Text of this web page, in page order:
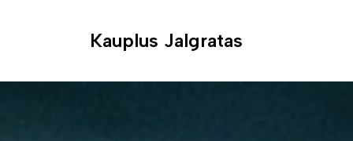
Kauplus Jalgratas